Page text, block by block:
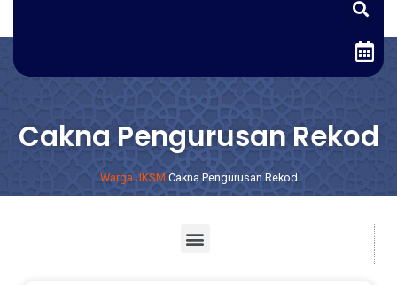
Cakna Pengurusan Rekod
Warga JKSM Cakna Pengurusan Rekod